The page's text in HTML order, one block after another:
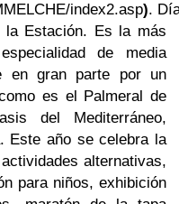
index2.asp).
la Estación. Es la más
de media
en gran parte por un
es el Palmeral de
del Mediterráneo,
Este año se celebra la
alternativas,
para niños, exhibición